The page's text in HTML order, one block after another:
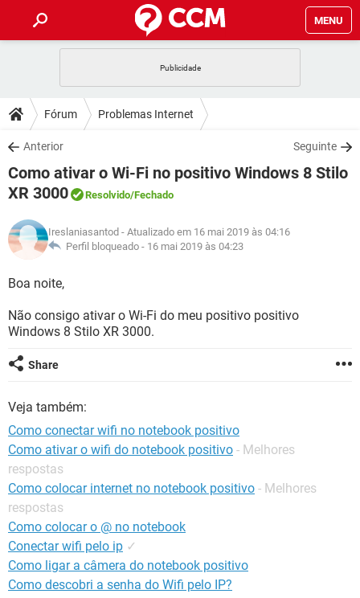
MENU
CELULAR FACEBOOK
OUTLOOK
INSTAGRAM GMAIL
GUIA DE COMPRAS
DICAS
JOGOS WHATSAPP
OUTLOOK
GUIA DE COMPRAS
DOWNLOADS
JOGOS WHATSAPP
CELULAR
OUTLOOK EXCEL
INSTAGRAM
GUIA DE COMPRAS
FÓRUM
CELULAR FACEBOOK
GUIA DE COMPRAS
GLOSSÁRIO
JOGOS
CELULAR
OUTLOOK EXCEL
INSTAGRAM
GUIA DE COMPRAS
Fórum Problemas Internet
Anterior Seguinte
Como ativar o Wi-Fi no positivo Windows 8 Stilo
XR 3000
Resolvido/Fechado
Ireslaniasantod - Atualizado em 16 mai 2019 às 04:16
Perfil bloqueado - 16 mai 2019 às 04:23
Boa noite,
Não consigo ativar o Wi-Fi do meu positivo positivo
Windows 8 Stilo XR 3000.
Share
Veja também:
Como conectar wifi no notebook positivo
Como ativar o wifi do notebook positivo - Melhores
respostas
Como colocar internet no notebook positivo - Melhores
respostas
Como colocar o @ no notebook
Conectar wifi pelo ip ✓
Como ligar a câmera do notebook positivo
Como descobri a senha do Wifi pelo IP?